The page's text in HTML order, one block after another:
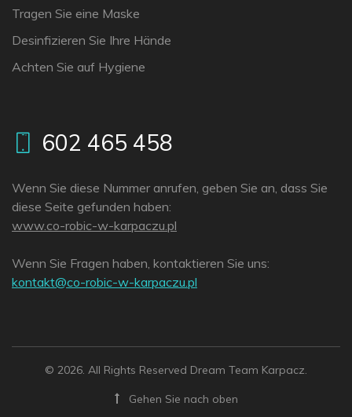
Tragen Sie eine Maske
Desinfizieren Sie Ihre Hände
Achten Sie auf Hygiene
602 465 458
Wenn Sie diese Nummer anrufen, geben Sie an, dass Sie
diese Seite gefunden haben:
www.co-robic-w-karpaczu.pl
Wenn Sie Fragen haben, kontaktieren Sie uns:
lp.uzcaprak-w-cibor-oc@tkatnok
Gehen Sie nach oben
© 2026. All Rights Reserved Dream Team Karpacz.